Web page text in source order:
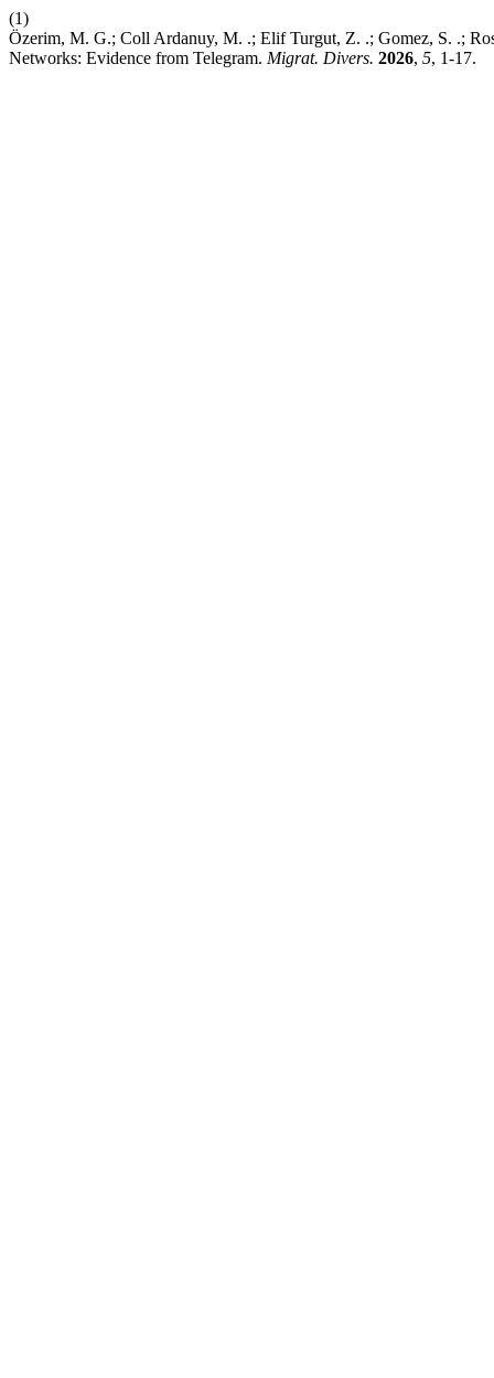
(1)
Özerim, M. G.; Coll Ardanuy, M. .; Elif Turgut, Z. .; Gomez, S. .;
Networks: Evidence from Telegram. Migrat. Divers. 2026, 5, 1-17.